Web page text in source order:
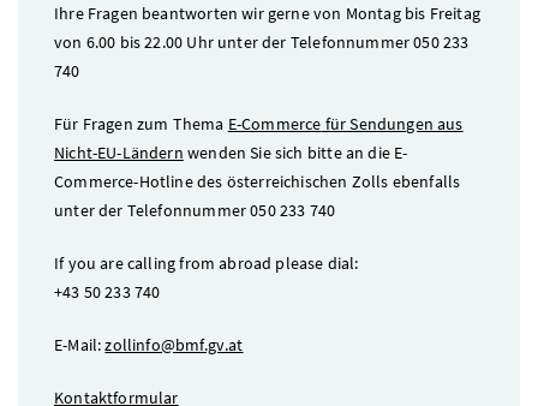
Ihre Fragen beantworten wir gerne von Montag bis Freitag
von 6.00 bis 22.00 Uhr unter der Telefonnummer 050 233
740
Für Fragen zum Thema E-Commerce für Sendungen aus
Nicht-EU-Ländern wenden Sie sich bitte an die E-
Commerce-Hotlinedes österreichischen Zolls ebenfalls
unter der Telefonnummer 050 233 740
If you are calling from abroad please dial:
+43 50 233 740
E-Mail:zollinfo@bmf.gv.at
Kontaktformular